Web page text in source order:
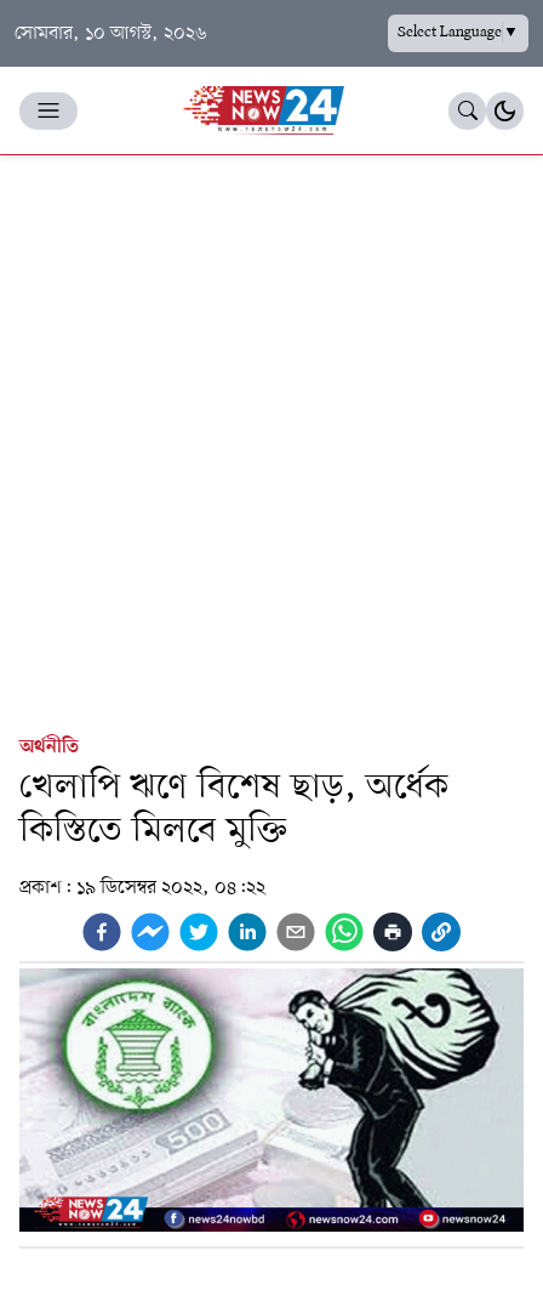
সোমবার, ১০ আগস্ট, ২০২৬ Select Language▼
অর্থনীতি
খেলাপি ঋণে বিশেষ ছাড়, অর্ধেক
কিস্তিতে মিলবে মুক্তি
প্রকাশ: ১৯ ডিসেম্বর ২০২২, ০৪:২২